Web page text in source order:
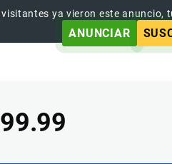
visitantes ya vieron este anuncio,
ANUNCIAR